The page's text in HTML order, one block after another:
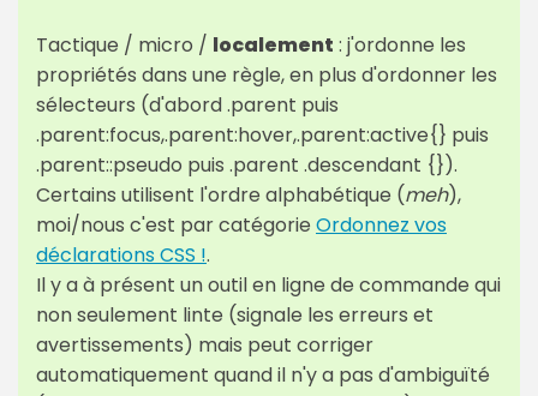
Tactique / micro / localement : j'ordonne les
propriétés dans une règle, en plus d'ordonner les
sélecteurs (d'abord .parent puis
.parent:focus,.parent:hover,.parent:active{} puis
.parent::pseudo puis .parent .descendant {}).
Certains utilisent l'ordre alphabétique (meh),
moi/nous c'est par catégorie Ordonnez vos
déclarations CSS !.
Il y a à présent un outil en ligne de commande qui
non seulement linte (signale les erreurs et
avertissements) mais peut corriger
automatiquement quand il n'y a pas d'ambiguïté